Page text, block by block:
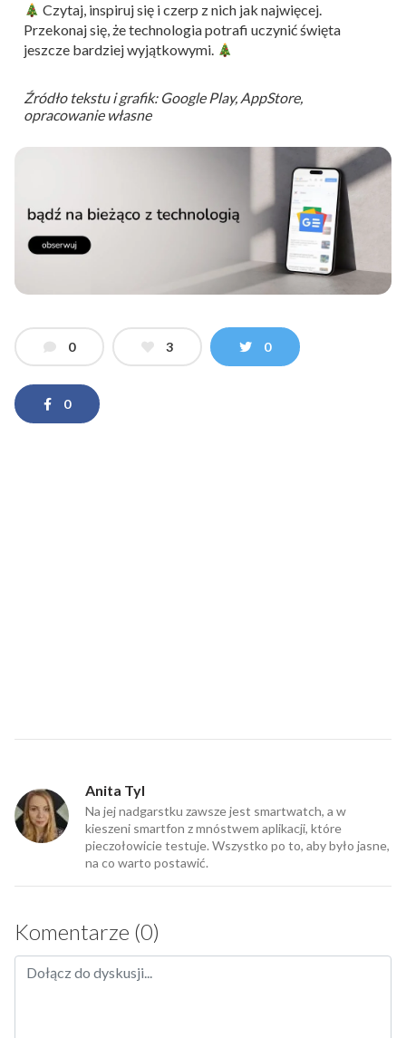
Czytaj, inspiruj się i czerp z nich jak najwięcej.
Przekonaj się, że technologia potrafi uczynić święta
jeszcze bardziej wyjątkowymi.
Źródło tekstu i grafik: Google Play, AppStore,
opracowanie własne
0 3 0
0
Anita Tyl
Na jej nadgarstku zawsze jest smartwatch, a w
kieszeni smartfon z mnóstwem aplikacji, które
pieczołowicie testuje. Wszystko po to, aby było jasne,
na co warto postawić.
Komentarze (0)